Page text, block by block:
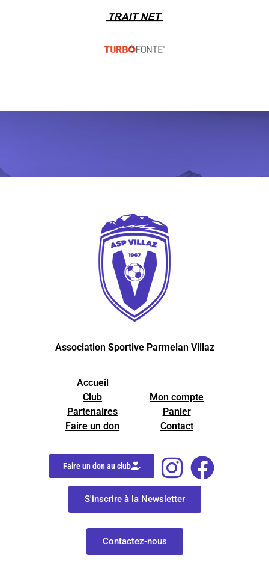
Association Sportive Parmelan Villaz
Accueil
Club
Partenaires
Faire un don
Mon compte
Panier
Contact
Faire un don au club
S'inscrire à la Newsletter
Contactez-nous